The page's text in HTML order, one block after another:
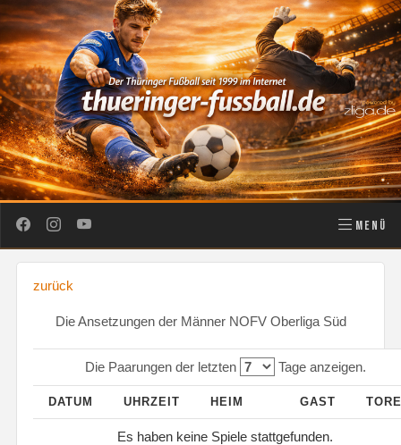
MENÜ
zurück
Die Ansetzungen der Männer NOFV Oberliga Süd
Die Paarungen der letzten Tage anzeigen.
DATUM UHRZEIT HEIM GAST
Es haben keine Spiele stattgefunden.